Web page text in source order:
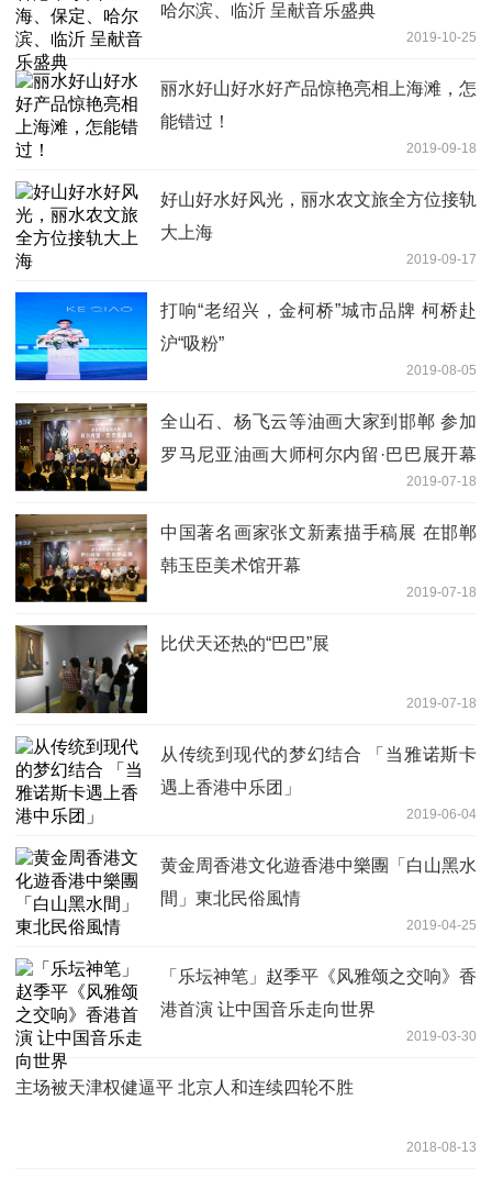
哈尔滨、临沂 呈献音乐盛典
2019-10-25
丽水好山好水好产品惊艳亮相上海滩，怎
能错过！
2019-09-18
好山好水好风光，丽水农文旅全方位接轨
大上海
2019-09-17
打响“老绍兴，金柯桥”城市品牌 柯桥赴
沪“吸粉”
2019-08-05
全山石、杨飞云等油画大家到邯郸 参加
罗马尼亚油画大师柯尔内留·巴巴展开幕
2019-07-18
中国著名画家张文新素描手稿展 在邯郸
韩玉臣美术馆开幕
2019-07-18
比伏天还热的“巴巴”展
2019-07-18
从传统到现代的梦幻结合 「当雅诺斯卡
遇上香港中乐团」
2019-06-04
黄金周香港文化遊香港中樂團「白山黑水
間」東北民俗風情
2019-04-25
「乐坛神笔」赵季平《风雅颂之交响》香
港首演 让中国音乐走向世界
2019-03-30
主场被天津权健逼平 北京人和连续四轮不胜
2018-08-13